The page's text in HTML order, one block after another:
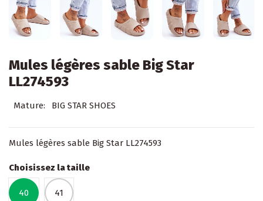
Mules légères sable Big Star
LL274593
Mature: BIG STAR SHOES
Mules légères sable Big Star LL274593
Choisissez la taille
40 41